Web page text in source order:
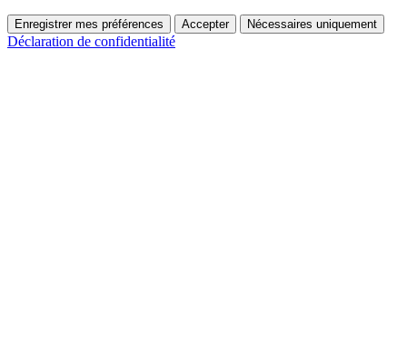
Enregistrer mes préférences Accepter Nécessaires uniquement
Déclaration de confidentialité